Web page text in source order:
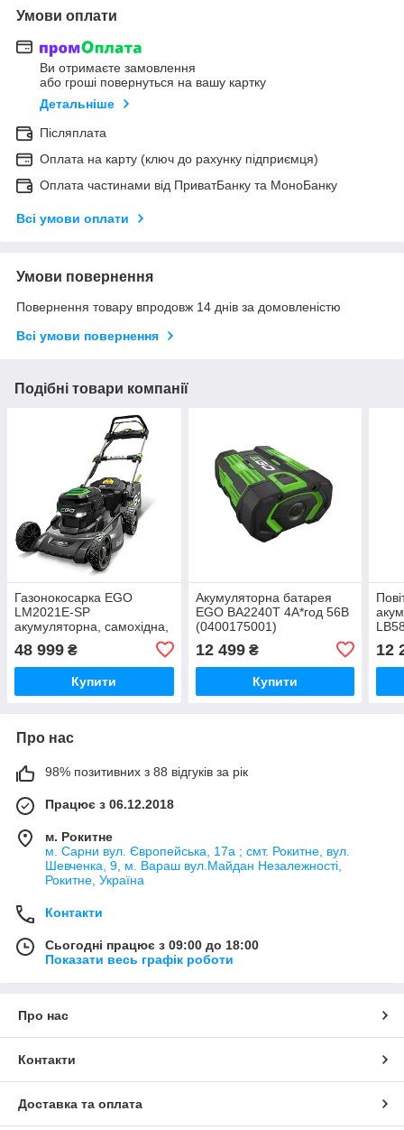
Умови оплати
Ви отримаєте замовлення
або гроші повернуться на вашу картку
Детальніше
Післяплата
Оплата на карту (ключ до рахунку підприємця)
Оплата частинами від ПриватБанку та МоноБанку
Всі умови оплати
Умови повернення
Повернення товару впродовж 14 днів за домовленістю
Всі умови повернення
Подібні товари компанії
Газонокосарка EGO
LM2021E-SP
акумуляторна, самохідна,
56 В, 50 см (0500014008)
48 999 ₴
Купити
Акумуляторна батарея
EGO BA2240T 4А*год 56В
(0400175001)
12 499₴
Купити
12
Про нас
98% позитивних з 88 відгуків за рік
Працює з 06.12.2018
м. Рокитне
м. Сарни вул. Європейська, 17а ; смт. Рокитне, вул.
Шевченка, 9, м. Вараш вул.Майдан Незалежності,
Рокитне, Україна
Контакти
Сьогодні працює з 09:00 до 18:00
Показати весь графік роботи
Про нас
Контакти
Доставка та оплата